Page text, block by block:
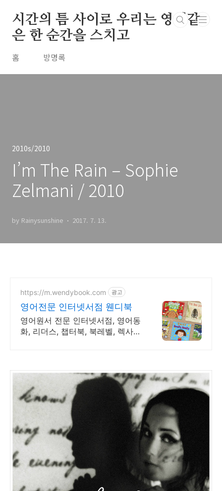
시간의 틈 사이로 우리는 영원같
은 한 순간을 스치고
홈 방명록
2010s/2010
I’m The Rain – Sophie
Zelmani / 2010
by Rainysunshine 2017. 7. 13.
https://m.wendybook.com 광고
영어전문 인터넷서점 웬디북
영어원서 전문 인터넷서점, 영어동
화, 리더스, 챕터북, 북레벨, 렉사일